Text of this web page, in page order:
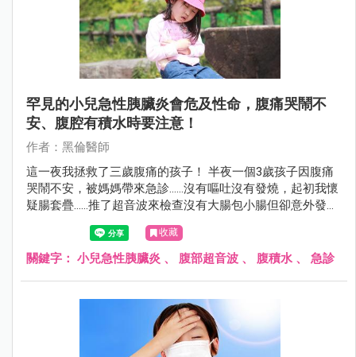
罕見的小兒急性胰臟炎會危及性命，腹痛哭鬧不
安、腹腔有積水時要注意！
作者：黑倫醫師
這一夜我拯救了三歲腹痛的孩子！ 半夜一個3歲孩子因腹痛
哭鬧不安，被媽媽帶來急診……沒有嘔吐沒有發燒，起初我懷
疑腸套疊……推了超音波來檢查沒有大腸包小腸但卻意外發現
腹腔有腹水，非常不尋常所以我積極的幫孩子詳細的抽血檢
查！後來睡夢中接到一通電話，黑倫醫師快來孩子的脂肪酶
超過3000……
收藏
關鍵字： 小兒急性胰臟炎 、 腹部超音波 、 腹積水 、 急診